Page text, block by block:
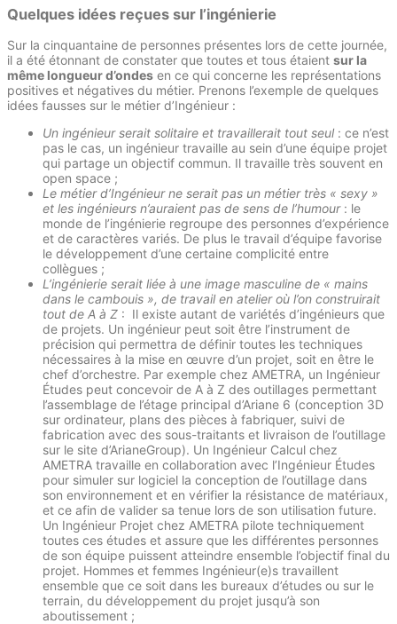
Quelques idées reçues sur l’ingénierie
Sur la cinquantaine de personnes présentes lors de cette journée,
il a été étonnant de constater que toutes et tous étaient sur la
même longueur d’ondes en ce qui concerne les représentations
positives et négatives du métier. Prenons l’exemple de quelques
idées fausses sur le métier d’Ingénieur :
Un ingénieur serait solitaire et travaillerait tout seul: ce n’est
pas le cas, un ingénieur travaille au sein d’une équipe projet
qui partage un objectif commun. Il travaille très souvent en
open space ;
Le métier d’Ingénieur ne serait pas un métier très « sexy »
et les ingénieurs n’auraient pas de sens de l’humour: le
monde de l’ingénierie regroupe des personnes d’expérience
et de caractères variés. De plus le travail d’équipe favorise
le développement d’une certaine complicité entre
collègues ;
L’ingénierie serait liée à une image masculine de « mains
dans le cambouis », de travail en atelier où l’on construirait
tout de A à Z : Il existe autant de variétés d’ingénieurs que
de projets. Un ingénieur peut soit être l’instrument de
précision qui permettra de définir toutes les techniques
nécessaires à la mise en œuvre d’un projet, soit en être le
chef d’orchestre. Par exemple chez AMETRA, un Ingénieur
Études peut concevoir de A à Z des outillages permettant
l’assemblage de l’étage principal d’Ariane 6 (conception 3D
sur ordinateur, plans des pièces à fabriquer, suivi de
fabrication avec des sous-traitants et livraison de l’outillage
sur le site d’ArianeGroup). Un Ingénieur Calcul chez
AMETRA travaille en collaboration avec l’Ingénieur Études
pour simuler sur logiciel la conception de l’outillage dans
son environnement et en vérifier la résistance de matériaux,
et ce afin de valider sa tenue lors de son utilisation future.
Un Ingénieur Projet chez AMETRA pilote techniquement
toutes ces études et assure que les différentes personnes
de son équipe puissent atteindre ensemble l’objectif final du
projet. Hommes et femmes Ingénieur(e)s travaillent
ensemble que ce soit dans les bureaux d’études ou sur le
terrain, du développement du projet jusqu’à son
aboutissement ;